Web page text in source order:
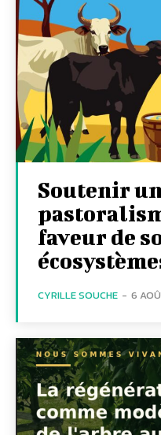
Soutenir un
faveur de
CYRILLE SOUCHE - 6